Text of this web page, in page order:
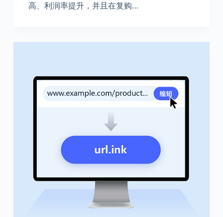
高、利润率提升，并且在复购…